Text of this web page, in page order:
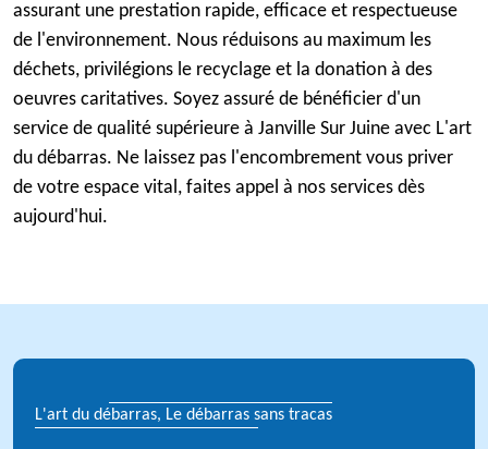
assurant une prestation rapide, efficace et respectueuse
de l'environnement. Nous réduisons au maximum les
déchets, privilégions le recyclage et la donation à des
oeuvres caritatives. Soyez assuré de bénéficier d'un
service de qualité supérieure à Janville Sur Juine avec L'art
du débarras. Ne laissez pas l'encombrement vous priver
de votre espace vital, faites appel à nos services dès
aujourd'hui.
L'art du débarras, Le débarras sans tracas